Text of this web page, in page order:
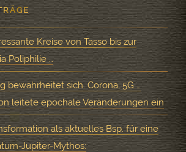
Kreise von Tasso bis zur
Poliphilie …
bewahrheitet sich. Corona, 5G …
leitete epochale Veränderungen ein
als aktuelles Bsp. für eine
Jupiter-Mythos: